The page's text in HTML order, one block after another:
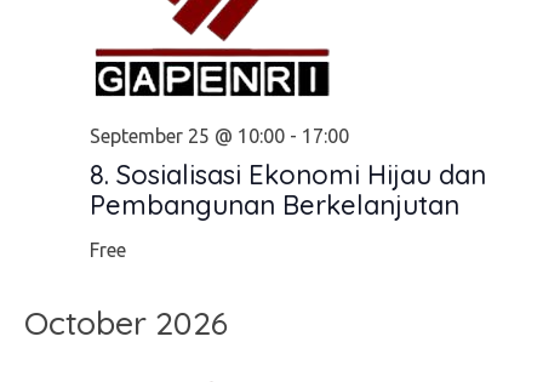
8. Sosialisasi Ekonomi Hijau dan
Pembangunan Berkelanjutan
September 25 @ 10:00- 17:00
Free
October 2026